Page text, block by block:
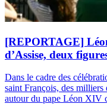
[REPORTAGE]
d’Assise, deux
Dans le cadre des
saint François, des milliers
autour du pape Léon XIV